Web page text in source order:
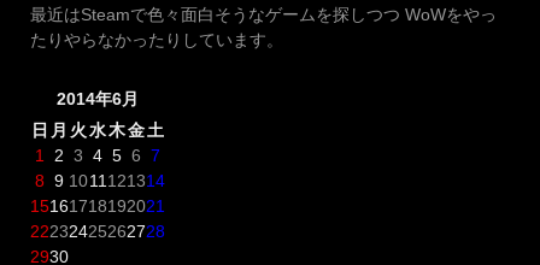
最近はSteamで色々面白そうなゲームを探しつつ WoWをやっ
たりやらなかったりしています。
2014年6月
日 月 火水木金土
1
2 3 4 5 6 7
8 9 1011 121314
15161718192021
22232425262728
2930